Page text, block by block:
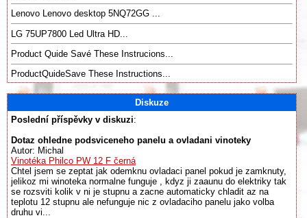
Lenovo Lenovo desktop 5NQ72GG ...
LG 75UP7800 Led Ultra HD...
Product Quide Savé These Instrucions...
ProductQuideSave These Instructions...
Diskuze
Poslední příspěvky v diskuzi:
Dotaz ohledne podsviceneho panelu a ovladani vinoteky
Autor: Michal
Vinotéka Philco PW 12 F černá
Chtel jsem se zeptat jak odemknu ovladaci panel pokud je zamknuty,
jelikoz mi winoteka normalne funguje , kdyz ji zaaunu do elektriky tak
se rozsviti kolik v ni je stupnu a zacne automaticky chladit az na
teplotu 12 stupnu ale nefunguje nic z ovladaciho panelu jako volba
druhu vi...